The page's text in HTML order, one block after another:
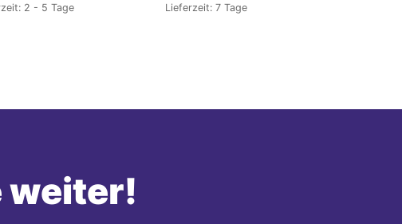
2 - 5 Tage Lieferzeit: 7 Tage
weiter!